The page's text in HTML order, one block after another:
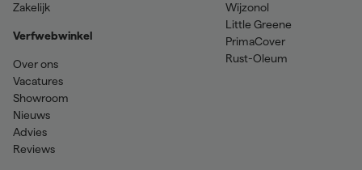
Zakelijk
Verfwebwinkel
Over ons
Vacatures
Showroom
Nieuws
Advies
Reviews
Wijzonol
Little Greene
PrimaCover
Rust-Oleum